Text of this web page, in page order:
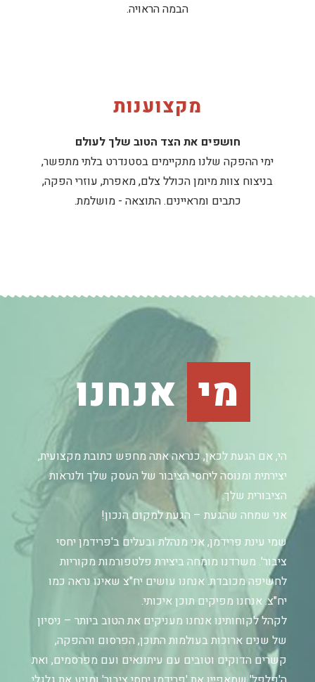
הבמה הראויה.
מקצוענות
חושפים את הצד הטוב שלך לעולם
ימי ההפקה שלנו מתקיימים בסטנדרט בלתי מתפשר,
בניצוח צוות מיומן הכולל צלם, מאפרת, עוזרי הפקה,
כתבים ומראיינים. התוצאה - מושלמת.
מי אנחנו
הי, אם הגעת לכאן, כנראה אתה מחפש כתובת מקצועית,
יצירתית ומנוסה ליחסי הציבור של העסק שלך ולנראות
הציבורית שלך.
אני שמחה שהגעת – הגעת למקום הנכון!
שמי עינת פרידמן, אני מנהלת ובעלים ב'פרידמן יחסי
ציבור'. משרדנו מומחה ביצירת פלטפורמות מקוריות
לחשיפה מכובדת. אנחנו עושים יח"צ שאינו נראה כמו
יח"צ. אנחנו מפיקים תוכן איכותי.
לקהל לקוחותינו אנחנו מעניקים את הטוב ביותר – ניסיון
של שנים ארוכות בעולמות התוכן, הפרסום וההפקה,
קשרים הדוקים וטובים עם עיתונאים ועם מפרסמים, ואת